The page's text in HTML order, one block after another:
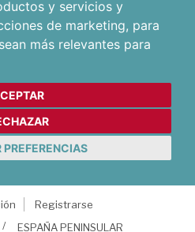
y servicios y
de marketing, para
más relevantes para
Registrarse
ESPAÑA PENINSULAR